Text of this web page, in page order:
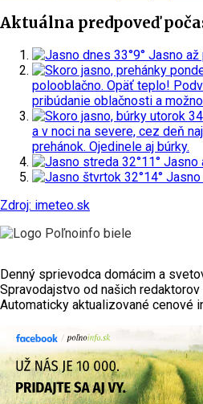
Aktuálna predpoveď
dnes 33°9° Jasno až
polooblačno. Opäť teplo!
pribúdanie oblačnosti a
utorok
a v noci na severe, cez deň
prehánok. Ojedinele aj búrky.
streda 32°11° Jasno
štvrtok 32°14° Jasno
Zdroj: imeteo.sk
Denný sprievodca domácim a
Spravodajstvo od našich redaktorov
Automaticky aktualizované cenové